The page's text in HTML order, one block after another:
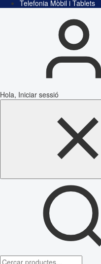
Telefonia Mòbil i Tablets
Hola, Iniciar sessió